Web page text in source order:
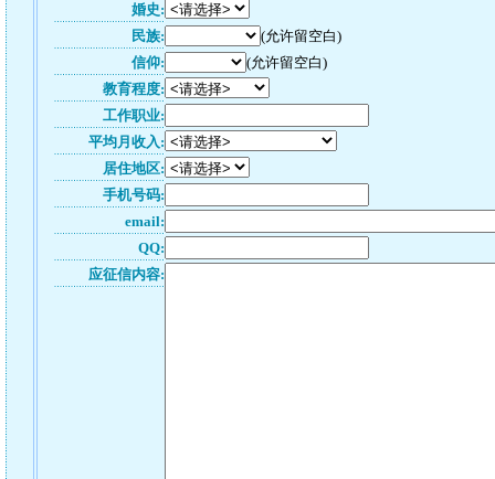
婚史:
民族:
(允许留空白)
信仰:
(允许留空白)
教育程度:
工作职业:
平均月收入:
居住地区:
手机号码:
email:
QQ:
应征信内容: